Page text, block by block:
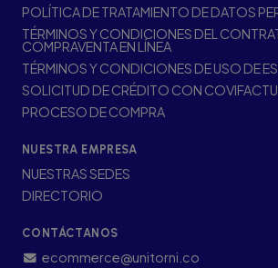
POLÍTICA DE TRATAMIENTO DE DATOS
TÉRMINOS Y CONDICIONES DEL
COMPRAVENTA EN LÍNEA
TÉRMINOS Y CONDICIONES DE USO DE
SOLICITUD DE CRÉDITO CON
PROCESO DE COMPRA
NUESTRA EMPRESA
NUESTRAS SEDES
DIRECTORIO
CONTÁCTANOS
ecommerce@unitorni.co